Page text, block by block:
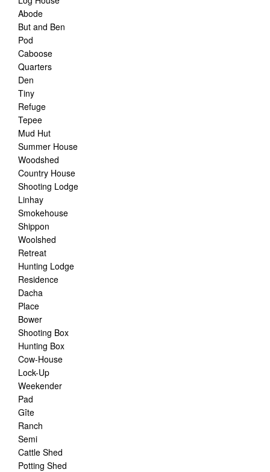
Abode
But and Ben
Pod
Caboose
Quarters
Den
Tiny
Refuge
Tepee
Mud Hut
Summer House
Woodshed
Country House
Shooting Lodge
Linhay
Smokehouse
Shippon
Woolshed
Retreat
Hunting Lodge
Residence
Dacha
Place
Bower
Shooting Box
Hunting Box
Cow-House
Lock-Up
Weekender
Pad
Gîte
Ranch
Semi
Cattle Shed
Potting Shed